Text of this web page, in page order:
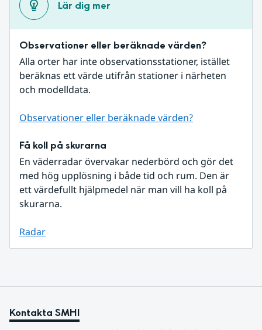
Lär dig mer
Observationer eller beräknade värden?
Alla orter har inte observationsstationer, istället
beräknas ett värde utifrån stationer i närheten
och modelldata.
Observationer eller beräknade värden?
Få koll på skurarna
En väderradar övervakar nederbörd och gör det
med hög upplösning i både tid och rum. Den är
ett värdefullt hjälpmedel när man vill ha koll på
skurarna.
Radar
Kontakta SMHI